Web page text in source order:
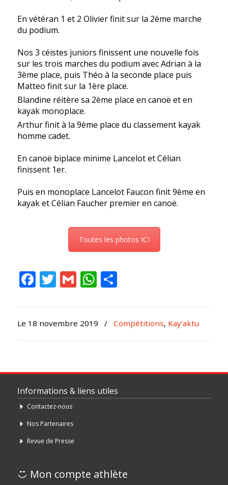
En vétéran 1 et 2 Olivier finit sur la 2ème marche
du podium.
Nos 3 céistes juniors finissent une nouvelle fois
sur les trois marches du podium avec Adrian à la
3ème place, puis Théo à la seconde place puis
Matteo finit sur la 1ère place.
Blandine réitère sa 2ème place en canoë et en
kayak monoplace.
Arthur finit à la 9ème place du classement kayak
homme cadet.
En canoë biplace minime Lancelot et Célian
finissent 1er.
Puis en monoplace Lancelot Faucon finit 9ème en
kayak et Célian Faucher premier en canoë.
Toutes les photos ICI
Facebook
Twitter
GmailWhatsApp
Le 18 novembre 2019 / Compétitions, Kay'aktu
Informations & liens utiles
Contactez-nous
Nos Partenaires
Revue de Presse
Mon compte athlète